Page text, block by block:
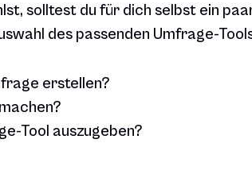
solltest du für dich selbst ein
des passenden Umfrage-
erstellen?
Tool auszugeben?